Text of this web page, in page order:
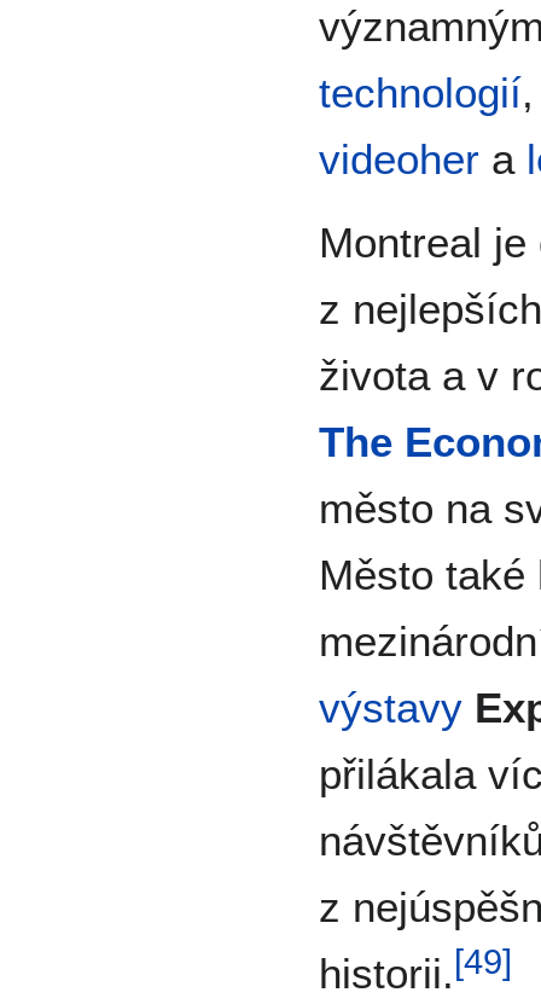
technologií
videoher a
Montreal
z
života a v
The
město na
Město také
výstavy
přilákala
z
historii.[49]